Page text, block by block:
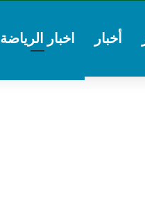
أخبار اخبار الرياضة